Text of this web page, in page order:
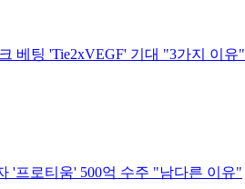
베팅 'Tie2xVEGF' 기대 "3가지 이유"
'프로티움' 500억 수주 "남다른 이유"